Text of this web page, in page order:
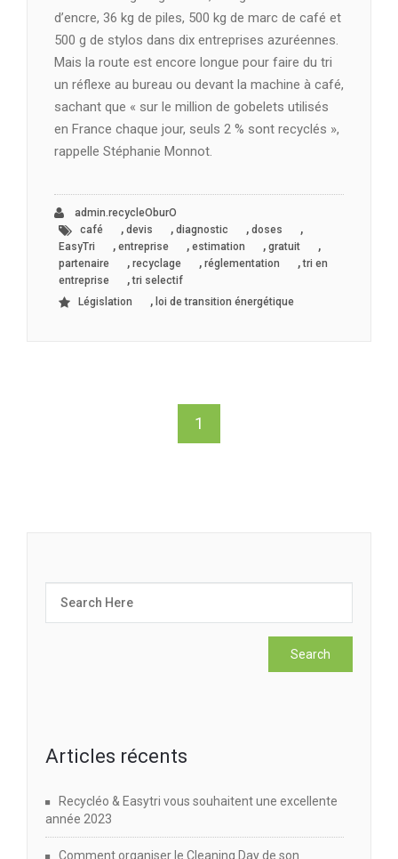
d’encre, 36 kg de piles, 500 kg de marc de café et
500 g de stylos dans dix entreprises azuréennes.
Mais la route est encore longue pour faire du tri
un réflexe au bureau ou devant la machine à café,
sachant que « sur le million de gobelets utilisés
en France chaque jour, seuls 2 % sont recyclés »,
rappelle Stéphanie Monnot.
admin.recycleOburO
café
, devis , diagnostic , doses ,
EasyTri , entreprise , estimation , gratuit ,
partenaire , recyclage , réglementation ,tri en
entreprise
,tri selectif
Législation
, loi de transition énergétique
1
Articles récents
Recycléo & Easytri vous souhaitent une excellente
année 2023
Comment organiser le Cleaning Day de son